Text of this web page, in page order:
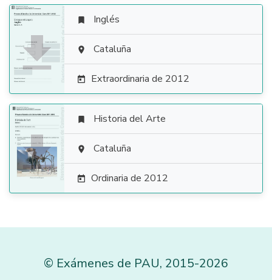

 Inglés
 Cataluña
 Extraordinaria de 2012

 Historia del Arte
 Cataluña
 Ordinaria de 2012
© Exámenes de PAU, 2015-2026